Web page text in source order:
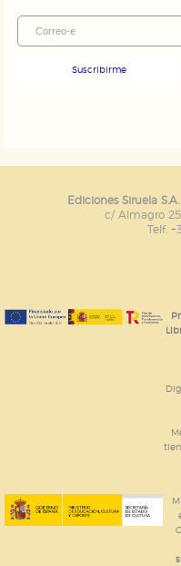
Suscribirme
Ediciones Siruela
c/ Almagro
Telf.